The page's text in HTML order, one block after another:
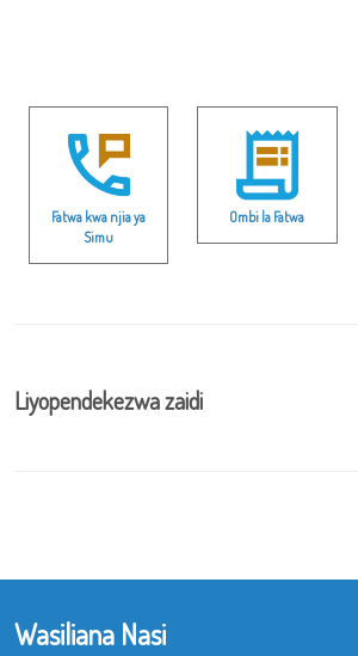
Fatwa kwa njia ya
Simu
Ombi la Fatwa
Liyopendekezwa zaidi
Wasiliana Nasi